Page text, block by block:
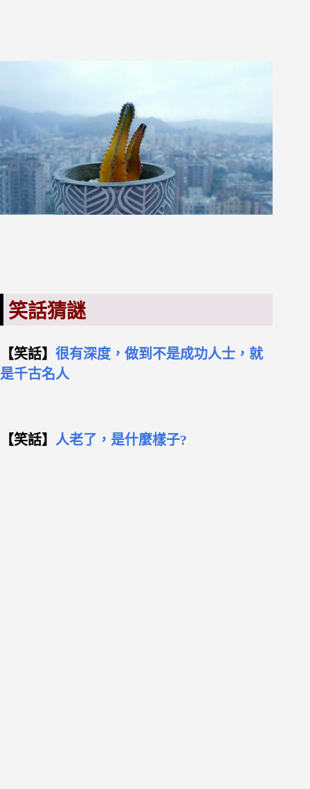
笑話猜謎
【笑話】 很有深度，做到不是成功人士，就
是千古名人
【笑話】 人老了，是什麼樣子?